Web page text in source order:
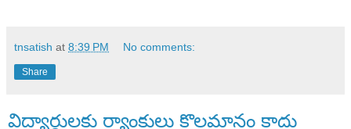
tnsatish at 8:39 PM No comments:
Share
విద్యార్థులకు ర్యాంకులు కొలమానం కాదు